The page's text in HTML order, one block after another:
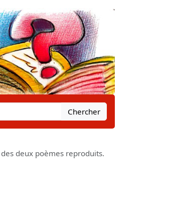
Chercher
deux poèmes reproduits.